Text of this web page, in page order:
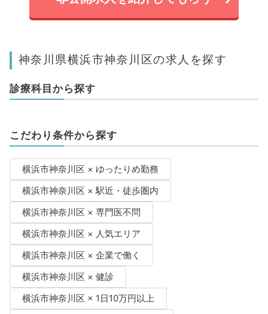
神奈川県横浜市神奈川区の求人を探す
診療科目から探す
こだわり条件から探す
横浜市神奈川区 × ゆったりめ勤務
横浜市神奈川区 × 駅近・徒歩圏内
横浜市神奈川区 × 専門医不問
横浜市神奈川区 × 人気エリア
横浜市神奈川区 × 企業で働く
横浜市神奈川区 × 健診
横浜市神奈川区 × 1日10万円以上